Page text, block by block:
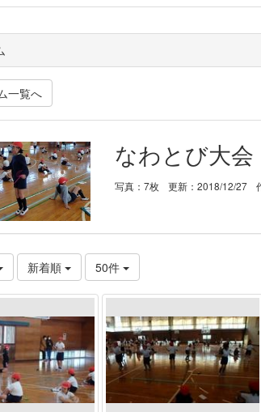
一覧へ
なわとび大会
写真：7枚 更新：2018/12/27
新着順 50件